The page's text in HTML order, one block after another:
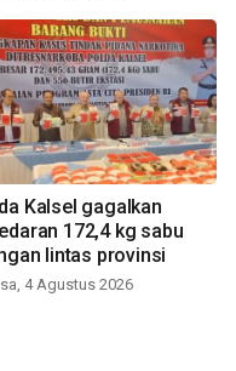
Kalsel gagalkan
172,4 kg sabu
lintas provinsi
4 Agustus 2026